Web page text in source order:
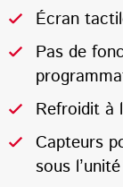
Écran
Pas de
Refroidit à
Capteurs
sous